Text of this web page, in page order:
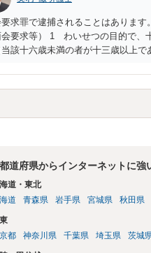
求罪で逮捕されることはありま
会要求等） 1 わいせつの目的で、
該十六歳未満の者が十三歳以上
誘惑して面会を要求すること。
の他の利益を供与し、又はその
よってわいせつの目的で当該十六
処する。
都道府県からインターネットに強
道・東北
道
青森県 岩手県 宮城県 秋田県
都
神奈川県 千葉県 埼玉県 茨城